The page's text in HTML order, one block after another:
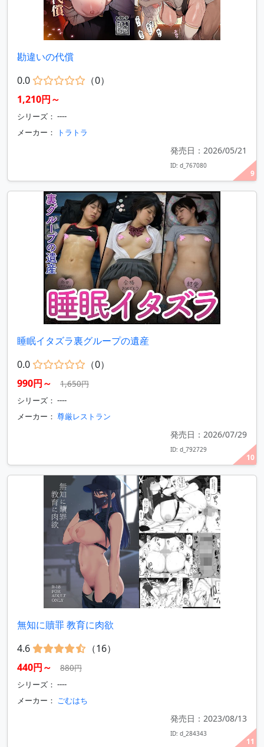
9
勘違いの代償
0.0
（0）
1,210円～
シリーズ： ----
メーカー：
トラトラ
発売日：2026/05/21
ID: d_767080
10
睡眠イタズラ裏グループの遺産
0.0
（0）
990円～
1,650円
シリーズ： ----
メーカー： 尊厳レストラン
発売日：2026/07/29
ID: d_792729
11
無知に贖罪 教育に肉欲
4.6
（16）
440円～
880円
シリーズ： ----
メーカー： ごむはち
発売日：2023/08/13
ID: d_284343